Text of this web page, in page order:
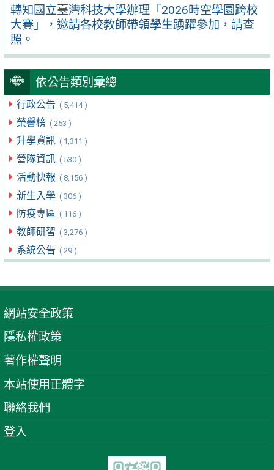
轉知國立臺灣科技大學辦理「2026時空學園跨校
大賽」，邀請各校教師帶領學生踴躍參加，請查
照。
依公告類別彙總
行政公告 ( 5,414 )
榮譽榜 ( 253 )
升學資訊 ( 1,311 )
營隊資訊 ( 530 )
活動快報 ( 8,156 )
新生入學 ( 306 )
防疫專區 ( 116 )
教師研習 ( 3,276 )
系統公告 ( 29 )
網站安全政策
隱私權政策
著作權聲明
本站使用正體字
聯絡我們
登入